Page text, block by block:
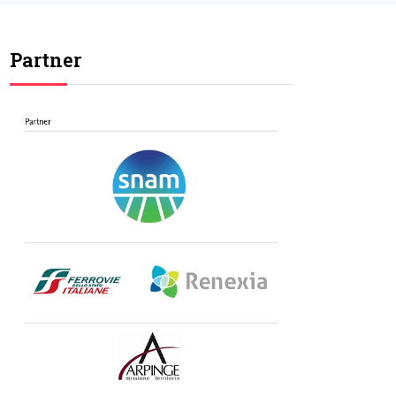
Partner